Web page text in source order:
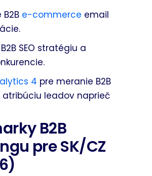
B2B e-commerce email
SEO stratégiu a
4 pre meranie B2B
atribúciu leadov naprieč
B2B
pre SK/CZ